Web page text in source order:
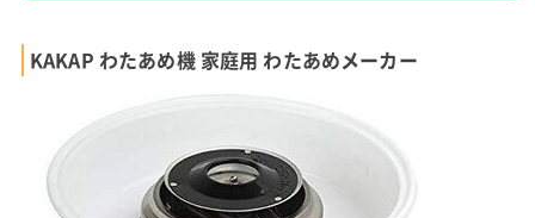
KAKAP わたあめ機 家庭用 わたあめメーカー